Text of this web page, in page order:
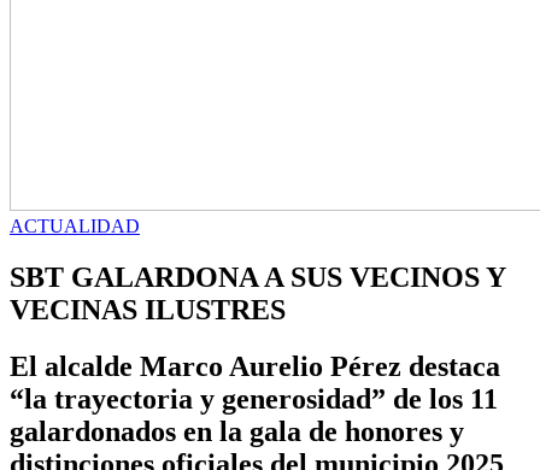
ACTUALIDAD
SBT GALARDONA A SUS VECINOS Y
VECINAS ILUSTRES
El alcalde Marco Aurelio Pérez destaca
“la trayectoria y generosidad” de los 11
galardonados en la gala de honores y